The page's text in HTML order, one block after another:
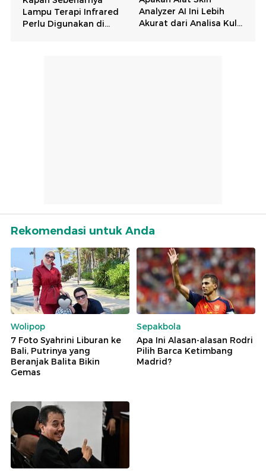
Rekomendasi untuk Anda
Wolipop
7 Foto Syahrini Liburan ke
Bali, Putrinya yang
Beranjak Balita Bikin
Gemas
Sepakbola
Apa Ini Alasan-alasan Rodri
Pilih Barca Ketimbang
Madrid?